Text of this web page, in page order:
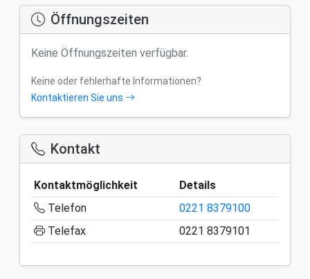
Öffnungszeiten
Keine Öffnungszeiten verfügbar.
Keine oder fehlerhafte Informationen?
Kontaktieren Sie uns
Kontakt
Kontaktmöglichkeit
Details
Telefon
0221 8379100
Telefax
0221 8379101